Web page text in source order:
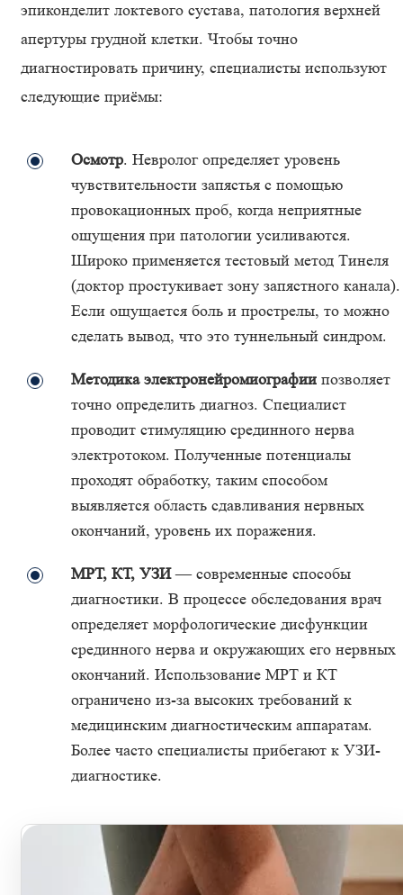
эпиконделит локтевого сустава, патология верхней
апертуры грудной клетки. Чтобы точно
диагностировать причину, специалисты используют
следующие приёмы:
Осмотр. Невролог определяет уровень
чувствительности запястья с помощью
провокационных проб, когда неприятные
ощущения при патологии усиливаются.
Широко применяется тестовый метод Тинеля
(доктор простукивает зону запястного канала).
Если ощущается боль и прострелы, то можно
сделать вывод, что это туннельный синдром.
Методика электронейромиографии позволяет
точно определить диагноз. Специалист
проводит стимуляцию срединного нерва
электротоком. Полученные потенциалы
проходят обработку, таким способом
выявляется область сдавливания нервных
окончаний, уровень их поражения.
МРТ, КТ, УЗИ— современные способы
диагностики. В процессе обследования врач
определяет морфологические дисфункции
срединного нерва и окружающих его нервных
окончаний. Использование МРТ и КТ
ограничено из-за высоких требований к
медицинским диагностическим аппаратам.
Более часто специалисты прибегают к УЗИ-
диагностике.